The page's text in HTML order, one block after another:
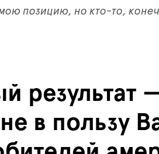
позицию, но кто-то,
результат
в пользу